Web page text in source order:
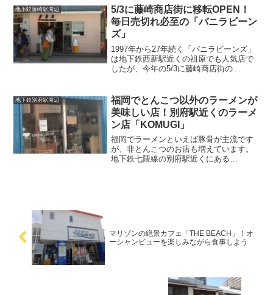
レイロ」です。今回は、自家焙煎のコー
ヒーと手作りの洋食やスイーツが大人気
の名店「カフェ ブラジレイロ」をご紹介
します！
地下鉄藤崎駅周辺
5/3に藤崎商店街に移転OPEN！
毎日売切れ必至の「バニラビーン
ズ」
1997年から27年続く「バニラビーンズ」
は地下鉄西新駅近くの祖原でも人気店で
したが、今年の5/3に藤崎商店街の
で、人気商品のシュークリームとプリン
は福岡市内でもTOP3に入る位の絶品ぶり
です。今回は、そんな「バニラビーン
ズ」をご紹介します！
地下鉄別府駅周辺
福岡でとんこつ以外のラーメンが
美味しい店！別府駅近くのラーメ
ン店「KOMUGI」
福岡でラーメンといえば豚骨が主流です
が、非とんこつのお店も増えています。
地下鉄七隈線の別府駅近くにある
マリゾンの絶景カフェ「THE BEACH」！オ
ーシャンビューを楽しみながら食事しよう